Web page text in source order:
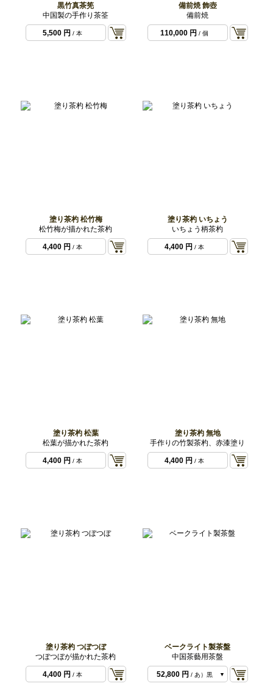
黒竹真茶筅
中国製の手作り茶筌
5,500 円 / 本
備前焼 飾壺
備前焼
110,000 円 / 個
塗り茶杓 松竹梅
松竹梅が描かれた茶杓
4,400 円 / 本
塗り茶杓 いちょう
いちょう柄茶杓
4,400 円 / 本
塗り茶杓 松葉
松葉が描かれた茶杓
4,400 円 / 本
塗り茶杓 無地
手作りの竹製茶杓、赤漆塗り
4,400 円 / 本
塗り茶杓 つぼつぼ
つぼつぼが描かれた茶杓
4,400 円 / 本
ベークライト製茶盤
中国茶藝用茶盤
52,800 円 / あ）黒